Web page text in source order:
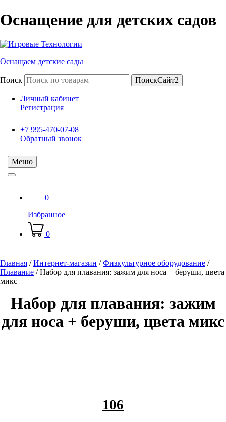
Оснащение для детских садов
Оснащаем детские сады
Поиск ПоискСайт2
Личный кабинет
Регистрация
+7 995-470-07-08
Обратный звонок
Меню
0
Избранное
0
Главная /Интернет-магазин /Физкультурное оборудование /
Плавание /Набор для плавания: зажим для носа + беруши, цвета
микс
Набор для плавания: зажим
для носа + беруши, цвета микс
106